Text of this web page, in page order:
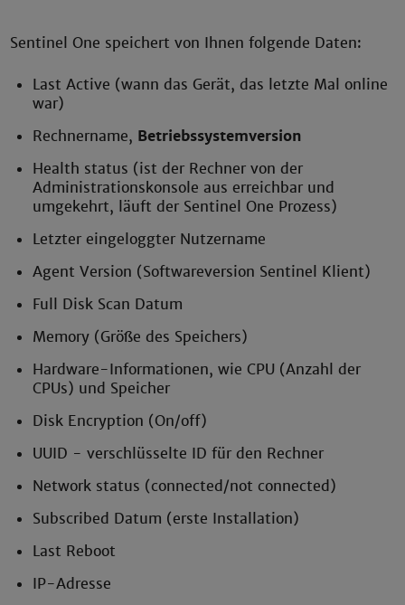
Sentinel One speichert von Ihnen folgende Daten:
Last Active (wann das Gerät, das letzte Mal online
war)
Rechnername, Betriebssystemversion
Health status (ist der Rechner von der
Administrationskonsole aus erreichbar und
umgekehrt, läuft der Sentinel One Prozess)
Letzter eingeloggter Nutzername
Agent Version (Softwareversion Sentinel Klient)
Full Disk Scan Datum
Memory (Größe des Speichers)
Hardware-Informationen, wie CPU (Anzahl der
CPUs) und Speicher
Disk Encryption (On/off)
UUID - verschlüsselte ID für den Rechner
Network status (connected/not connected)
Subscribed Datum (erste Installation)
Last Reboot
IP-Adresse